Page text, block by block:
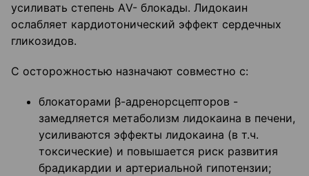
усиливать степень АV- блокады. Лидокаин
ослабляет кардиотонический эффект сердечных
гликозидов.
С осторожностью назначают совместно с:
блокаторами β-адренорсцепторов -
замедляется метаболизм лидокаина в печени,
усиливаются эффекты лидокаина (в т.ч.
токсические) и повышается риск развития
брадикардии и артериальной гипотензии;